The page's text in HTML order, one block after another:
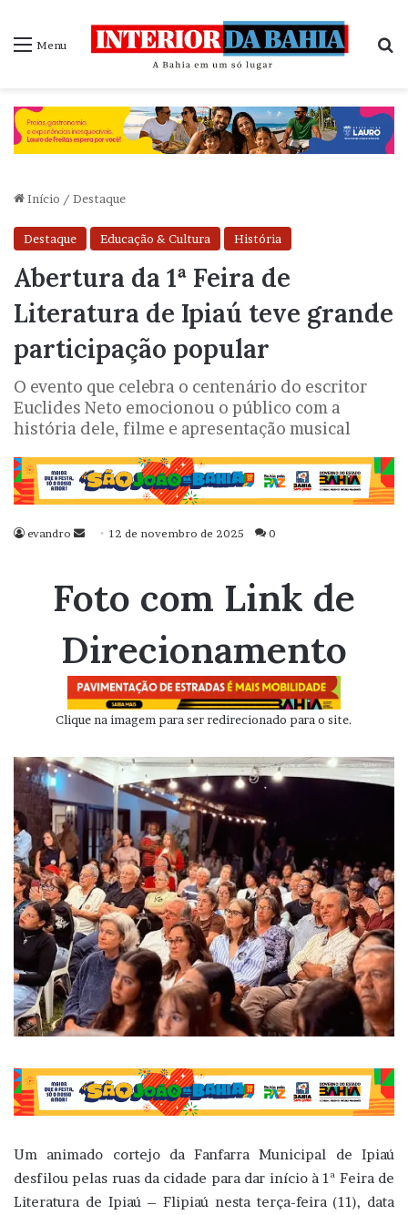
Menu
Início / Destaque
Destaque Educação & Cultura História
Abertura da 1ª Feira de
Literatura de Ipiaú teve grande
participação popular
O evento que celebra o centenário do escritor
Euclides Neto emocionou o público com a
história dele, filme e apresentação musical
evandro
Mande
mail
12 de novembro de 2025 0
Foto com Link de
Direcionamento
Clique na imagem para ser redirecionado para o site.
Um animado cortejo da Fanfarra Municipal de Ipiaú
desfilou pelas ruas da cidade para dar início à 1ª Feira de
Literatura de Ipiaú – Flipiaú nesta terça-feira (11), data